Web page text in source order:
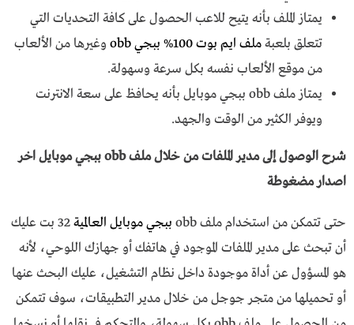
يمتاز الملف بأنه يتيح للاعب الحصول على كافة التحديات التي
تتعلق بلعبةملف ايم بوت 100% ببجي obb
وغيرها من الألعاب
من موقع الألعاب نفسه بكل سرعة وسهولة.
يمتاز ملف obb ببجي موبايل بأنه يحافظ على سعة الانترنت
ويوفر الكثير من الوقت والجهد.
شرح الوصول إلى مدير الملفات من خلال ملف obb ببجي موبايل اخر
اصدار مضغوطة
حتى تتمكن من استخدام ملف obb ببجي موبايل العالمية
32 بت عليك
أن تبحث على مدير الملفات الموجود في هاتفك أو جهازك اللوحي، لأنه
هو المسؤول عن أداة موجودة داخل نظام التشغيل، عليك البحث عنها
أو تحميلها من متجر جوجل من خلال مدير التطبيقات، سوف تتمكن